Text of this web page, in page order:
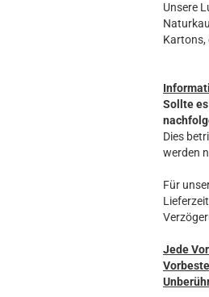
Unsere
Kartons,
Sollte
Dies
werden
Für
Jede